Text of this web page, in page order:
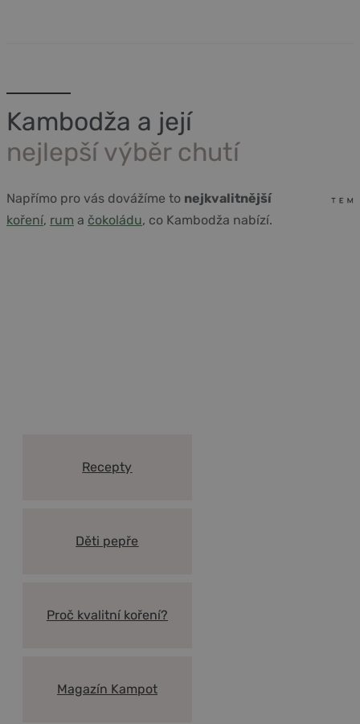
Kambodža a její
nejlepší výběr chutí
Napřímo pro vás dovážíme to nejkvalitnější
koření, rum a čokoládu, co Kambodža nabízí.
Recepty
Děti pepře
Proč kvalitní koření?
Magazín Kampot